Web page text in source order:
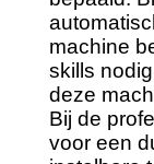
machine
skills
deze
Bij de
voor een